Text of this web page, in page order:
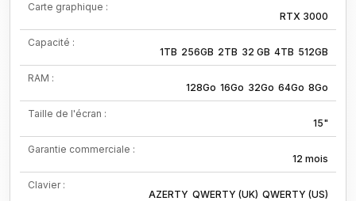
Carte graphique :
RTX 3000
Capacité :
1TB 256GB 2TB 32 GB 4TB 512GB
RAM :
128Go 16Go 32Go 64Go 8Go
Taille de l'écran :
15"
Garantie commerciale :
12 mois
Clavier :
AZERTY QWERTY (UK) QWERTY (US)